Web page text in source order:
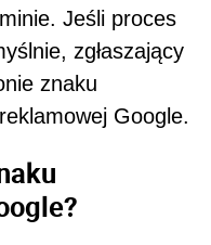
Jeśli proces
zgłaszający
znaku
Google.